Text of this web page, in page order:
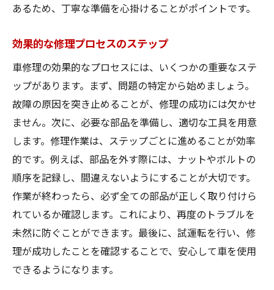
あるため、丁寧な準備を心掛けることがポイントです。
効果的な修理プロセスのステップ
車修理の効果的なプロセスには、いくつかの重要なステ
ップがあります。まず、問題の特定から始めましょう。
故障の原因を突き止めることが、修理の成功には欠かせ
ません。次に、必要な部品を準備し、適切な工具を用意
します。修理作業は、ステップごとに進めることが効率
的です。例えば、部品を外す際には、ナットやボルトの
順序を記録し、間違えないようにすることが大切です。
作業が終わったら、必ず全ての部品が正しく取り付けら
れているか確認します。これにより、再度のトラブルを
未然に防ぐことができます。最後に、試運転を行い、修
理が成功したことを確認することで、安心して車を使用
できるようになります。